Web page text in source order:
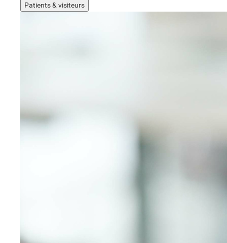
Patients & visiteurs